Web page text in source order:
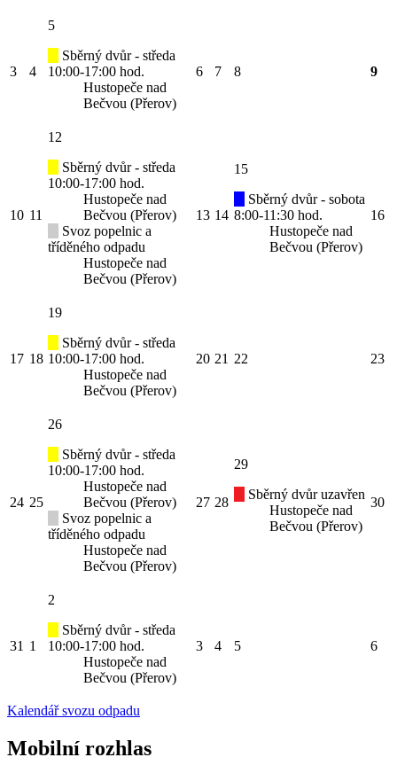
3 4
5
Sběrný dvůr - středa
10:00-17:00 hod.
Hustopeče nad
Bečvou (Přerov)
6 7 8 9
10 11
12
Sběrný dvůr - středa
10:00-17:00 hod.
Hustopeče nad
Bečvou (Přerov)
Svoz popelnic a
tříděného odpadu
Hustopeče nad
Bečvou (Přerov)
13 14
15
Sběrný dvůr - sobota
8:00-11:30 hod.
Hustopeče nad
Bečvou (Přerov)
16
17 18
19
Sběrný dvůr - středa
10:00-17:00 hod.
Hustopeče nad
Bečvou (Přerov)
20 21 22 23
24 25
26
Sběrný dvůr - středa
10:00-17:00 hod.
Hustopeče nad
Bečvou (Přerov)
Svoz popelnic a
tříděného odpadu
Hustopeče nad
Bečvou (Přerov)
27 28
29
Sběrný dvůr uzavřen
Hustopeče nad
Bečvou (Přerov)
30
31 1
2
Sběrný dvůr - středa
10:00-17:00 hod.
Hustopeče nad
Bečvou (Přerov)
3 4 5 6
Kalendář svozu odpadu
Mobilní rozhlas